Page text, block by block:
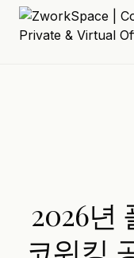
2026년
코워킹